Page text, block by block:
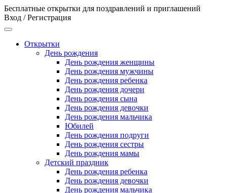
Бесплатные открытки для поздравлений и приглашений
Вход / Регистрация
Открытки
День рождения
День рождения женщины
День рождения мужчины
День рождения ребенка
День рождения дочери
День рождения сына
День рождения девочки
День рождения мальчика
Юбилей
День рождения подруги
День рождения сестры
День рождения мамы
Детский праздник
День рождения ребенка
День рождения девочки
День рождения мальчика